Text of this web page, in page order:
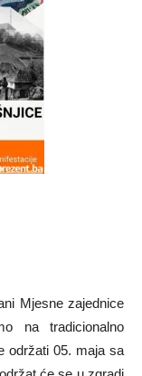
Mjesne zajednice
na tradicionalno
održati 05. maja sa